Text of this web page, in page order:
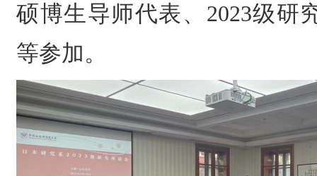
硕博生导师代表、2023级研
等参加。